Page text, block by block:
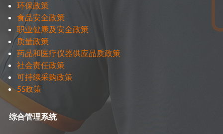
环保政策
食品安全政策
职业健康及安全政策
质量政策
药品和医疗仪器供应品质政策
社会责任政策
可持续采购政策
5S政策
综合管理系统